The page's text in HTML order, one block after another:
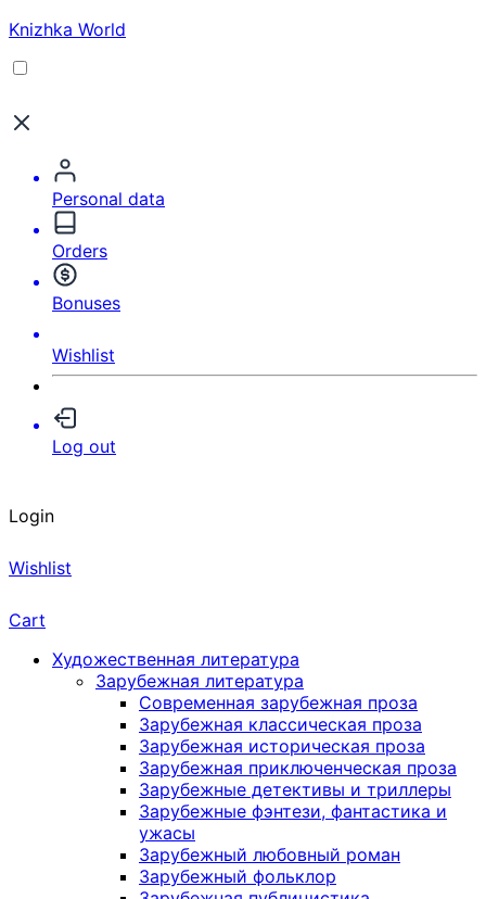
Knizhka World
Personal data
Orders
Bonuses
Wishlist
Log out
Login
Wishlist
Cart
Художественная литература
Зарубежная литература
Современная зарубежная проза
Зарубежная классическая проза
Зарубежная историческая проза
Зарубежная приключенческая проза
Зарубежные детективы и триллеры
Зарубежные фэнтези, фантастика и
ужасы
Зарубежный любовный роман
Зарубежный фольклор